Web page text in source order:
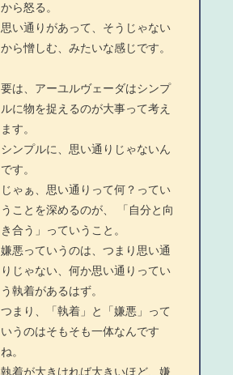
から怒る。
思い通りがあって、そうじゃない
から憎しむ、みたいな感じです。
要は、アーユルヴェーダはシンプ
ルに物を捉えるのが大事って考え
ます。
シンプルに、思い通りじゃないん
です。
じゃぁ、思い通りって何？ってい
うことを深めるのが、 「自分と向
き合う」っていうこと。
嫌悪っていうのは、つまり思い通
りじゃない、何か思い通りってい
う執着があるはず。
つまり、「執着」と「嫌悪」って
いうのはそもそも一体なんです
ね。
執着が大きければ大きいほど、嫌